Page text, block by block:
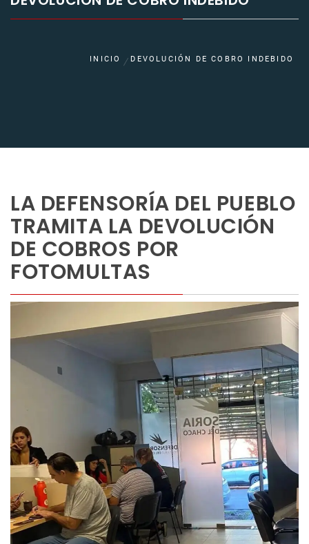
INICIO DEVOLUCIÓN DE COBRO INDEBIDO
LA DEFENSORÍA DEL PUEBLO
TRAMITA LA DEVOLUCIÓN
DE COBROS POR
FOTOMULTAS